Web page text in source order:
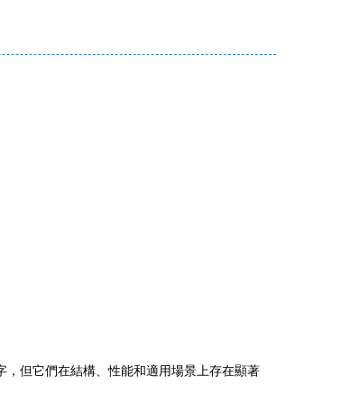
，但它們在結構、性能和適用場景上存在顯著